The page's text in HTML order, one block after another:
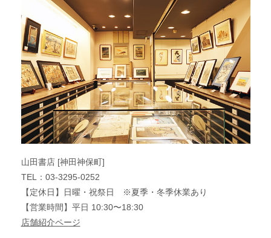
山田書店 [神田神保町]
TEL：03-3295-0252
【定休日】日曜・祝祭日 ※夏季・冬季休業あり
【営業時間】平日 10:30〜18:30
店舗紹介ページ